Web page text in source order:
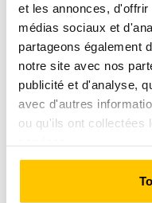
et les annonces,
médias sociaux et
partageons également
notre site avec nos
publicité et d'analyse,
avec d'autres
ou qu'ils ont collectées